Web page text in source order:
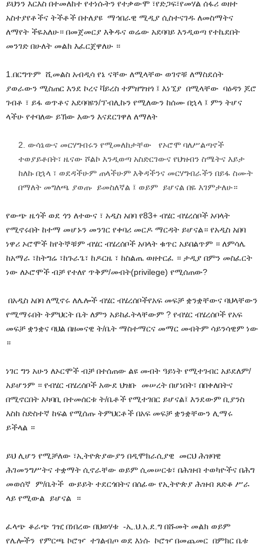
ይህንን እርእስ በተመለከተ የተነሱትን የተቃውሞ ፣የድጋፍ፣የመሃል ሰፋሪ ወዘተ
አስተያየቶችና ትችቶች በተለያዩ ማኅበራዊ ሚዲያ ሲስተናገዱ ለመስማትና
ለማየት ችዬአለሁ። በመጀመርያ እቅዱና ወሬው አደባባይ እንዲወጣ የተኬደበት
መንገድ በሁለት መልክ እፈርጀዋለሁ ።
1.በርግጥም ሺመልስ አብዲሳ የኔ ናቸው ለሚላቸው ወገኖቹ ለማስደሰት
ያወራውን ሚስጠር እንደ ኮረና ቫይረስ ተምዘግዝጎ ፤ እነኚያ በሚላቸው ባዕዳን ጆሮ
ገብቶ ፣ ይፋ ወጥቶና አደባባዩን/ፕብሊኩን የሚለውን ከሰሙ በኋላ ፤ ምን ትሆና
ላችሁ የተባለው ይኽው እውን እናደርገዋለ ለማለት
ውሳኔውና መርሃግብሩን የሚመለከታቸው የኦሮሞ ባለሥልጣኖች
ተወያይቶበት፣ ዜናው ሾልኮ እንዲወጣ አስድርገውና የህዝብን ስሜትና እይታ
ከለኩ በኋላ ፣ ወደዳችሁም ጠላችሁም እቅዳችንና መርሃግብራችን በይፋ ስሙት
በማለት መግለጫ ያወጡ ይመስለኛል ፤ ወይም ይሆናል በዬ እገምታለሁ።
የውጭ ዜጎች ወደ ጎን ለተውና ፣ አዲስ አበባ የ83+ ብሄር ብሄረሰቦች አባላት
የሚኖሩበት ከተማ መሆኑን መንገር የቀባሪ መርዶ ማርዳት ይሆናል። የአዲስ አበባ
ነዋሪ ኦሮሞች ከየትኞቹም ብሄር ብሄረሰቦች አባላት ቁጥር አይበልጥም ። ለምሳሌ
ከአማራ ፣ከትግሬ ፣ከጉራጌ፣ ከዶርዜ ፣ ከስልጤ ወዘተርፈ ። ታዲያ በምን መስፈርት
ነው ለኦሮሞች ብቻ የተለየ ጥቅም/መብት(privilege) የሚሰጠው?
በአዲስ አበባ ለሚኖሩ ለሌሎች ብሄር ብሄረሰቦችየአፍ መፍቻ ቋንቋቸውና ባህላቸውን
የሚማሩበት ትምህርት ቤት ለምን አይከፈትላቸውም ? የብሄር ብሄረሰቦች የአፍ
መፍቻ ቋንቋና ባህል በዘመናዊ ት/ቤት ማስተማርና መማር መብትም ሳይንሳዊም ነው
።
ነገር ግን አሁን ለኦርሞች ብቻ በተሰጠው ልዩ መብት ዓይነት የሚተገብር አይደለም/
አይሆንም ። የብሄር ብሄረሰቦች አውደ ህዝቡ መሠረት በሆነበት፣ በበቀለበትና
በሚኖርበት አካባቢ በተመሰርቱ ት/ቤቶች የሚተገበር ይሆናል፤ እንደውም ቢያንስ
እስከ ስድስተኛ ከፍል የሚሰጡ ትምህርቶች በአፍ መፍቻ ቋንቋቸውን ሊማሩ
ይችላል ።
ይህ ሊሆን የሚቻለው ፣ኢትዮጵያውያን በዲሞክራሲያዊ መርህ ሕዝባዊ
ሕገመንግሥትና ተቋማት ሲኖራቸው ወይም ሲመሠርቱ፣ በሕዝብ ተወካዮችና በሕግ
መወሰኛ ም/ቤትች ውይይት ተደርጎበትና በሰፊው የኢትዮጵያ ሕዝብ ጸድቆ ሥራ
ላይ የሚውል ይሆናል ።
ፈላጭ ቆራጭ ገዢ በነበረው በህወሃቱ -ኢ.ህ.አ.ደ.ግ በሹመት መልክ ወይም
የሌሎችን የምርጫ ኮሮዦ ተገልብጦ ወደ እነሱ ኮሮዦ በመጨመር በምክር ቤቱ